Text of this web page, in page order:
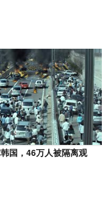
国，46万人被隔离观